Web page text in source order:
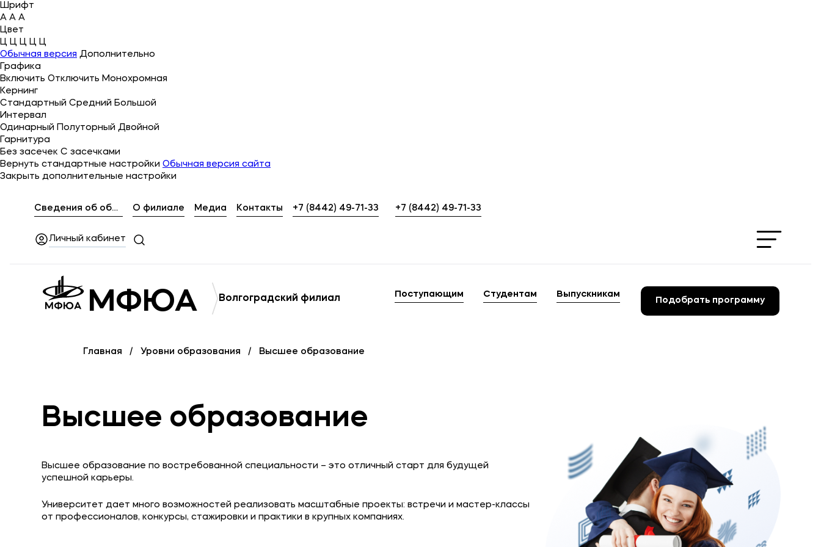
Шрифт
A A A
Цвет
Ц Ц Ц Ц Ц
Обычная версия Дополнительно
Графика
Включить Отключить Монохромная
Кернинг
Стандартный Средний Большой
Интервал
Одинарный Полуторный Двойной
Гарнитура
Без засечек С засечками
Вернуть стандартные настройки Обычная версия сайта
Закрыть дополнительные настройки
Сведения об образовательной организации О филиале Медиа Контакты +7 (8442) 49-71-33 +7 (8442) 49-71-33
Личный кабинет
МФЮА Волгоградский филиал Поступающим Студентам Выпускникам
Подобрать программу
Об университете
Абитуриенту
Музейно-выставочный центр МФЮА
Наука
Абитуриентам
Студентам
Дополнительное образование
Приемная комиссия
Главная Уровни образования Высшее образование
Высшее образование
Высшее образование по востребованной специальности – это отличный старт для будущей
успешной карьеры.
Университет дает много возможностей реализовать масштабные проекты: встречи и мастер-классы
от профессионалов, конкурсы, стажировки и практики в крупных компаниях.